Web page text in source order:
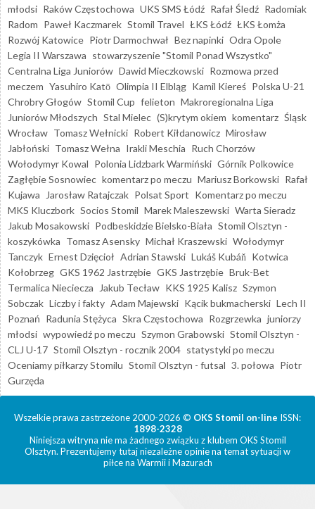
młodsi Raków Częstochowa UKS SMS Łódź Rafał Śledź Radomiak
Radom Paweł Kaczmarek Stomil Travel ŁKS Łódź ŁKS Łomża
Rozwój Katowice Piotr Darmochwał Bez napinki Odra Opole
Legia II Warszawa stowarzyszenie "Stomil Ponad Wszystko"
Centralna Liga Juniorów Dawid Mieczkowski Rozmowa przed
meczem Yasuhiro Katō Olimpia II Elbląg Kamil Kiereś Polska U-21
Chrobry Głogów Stomil Cup felieton Makroregionalna Liga
Juniorów Młodszych Stal Mielec (S)krytym okiem komentarz Śląsk
Wrocław Tomasz Wełnicki Robert Kiłdanowicz Mirosław
Jabłoński Tomasz Wełna Irakli Meschia Ruch Chorzów
Wołodymyr Kowal Polonia Lidzbark Warmiński Górnik Polkowice
Zagłębie Sosnowiec komentarz po meczu Mariusz Borkowski Rafał
Kujawa
Jarosław Ratajczak Polsat Sport Komentarz po meczu
MKS Kluczbork Socios Stomil Marek Maleszewski Warta Sieradz
Jakub Mosakowski Podbeskidzie Bielsko-Biała Stomil Olsztyn -
koszykówka Tomasz Asensky Michał Kraszewski Wołodymyr
Tanczyk Ernest Dzięcioł Adrian Stawski Lukáš Kubáň Kotwica
Kołobrzeg GKS 1962 Jastrzębie GKS Jastrzębie Bruk-Bet
Termalica Nieciecza
Jakub Tecław KKS 1925 Kalisz Szymon
Sobczak Liczby i fakty Adam Majewski Kącik bukmacherski Lech II
Poznań Radunia Stężyca Skra Częstochowa Rozgrzewka juniorzy
młodsi wypowiedź po meczu Szymon Grabowski Stomil Olsztyn -
CLJ U-17 Stomil Olsztyn - rocznik 2004 statystyki po meczu
Oceniamy piłkarzy Stomilu Stomil Olsztyn - futsal 3. połowa Piotr
Gurzęda
Wszelkie prawa zastrzeżone 2000-2026 © OKS Stomil on-line ISSN:
1898-2328
Niniejsza witryna nie ma żadnego związku z klubem OKS Stomil
Olsztyn. Prezentujemy tutaj niezależne opinie na temat sytuacji w
piłce na Warmii i Mazurach